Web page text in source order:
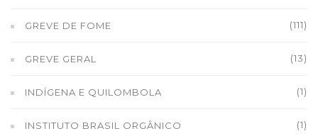
GREVE DE FOME (111)
GREVE GERAL (13)
INDÍGENA E QUILOMBOLA (1)
INSTITUTO BRASIL ORGÂNICO (1)